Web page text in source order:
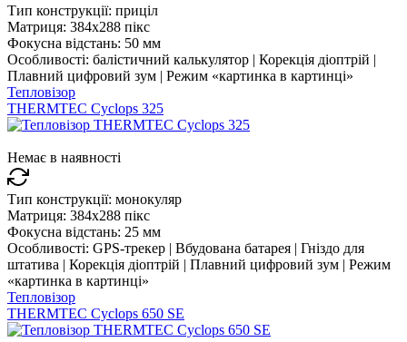
Тип конструкції: приціл
Матриця: 384x288 пікс
Фокусна відстань: 50 мм
Особливості: балістичний калькулятор | Корекція діоптрій |
Плавний цифровий зум | Режим «картинка в картинці»
Тепловізор
THERMTEC Cyclops 325
Немає в наявності
Тип конструкції: монокуляр
Матриця: 384x288 пікс
Фокусна відстань: 25 мм
Особливості: GPS-трекер | Вбудована батарея | Гніздо для
штатива | Корекція діоптрій | Плавний цифровий зум | Режим
«картинка в картинці»
Тепловізор
THERMTEC Cyclops 650 SE